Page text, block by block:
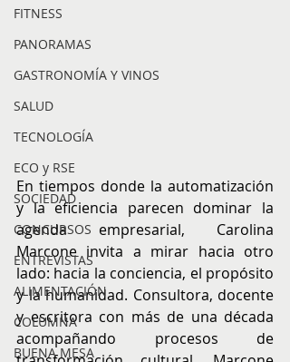
FITNESS
PANORAMAS
GASTRONOMÍA Y VINOS
SALUD
TECNOLOGÍA
ECO y RSE
SOCIEDAD
CONCURSOS
ENTREVISTAS
ALIMENTACIÓN
COLUMNA
BUENA MESA
En tiempos donde la automatización
y la eficiencia parecen dominar la
agenda empresarial, Carolina
Marcone invita a mirar hacia otro
lado: hacia la conciencia, el propósito
y la humanidad. Consultora, docente
y escritora con más de una década
acompañando procesos de